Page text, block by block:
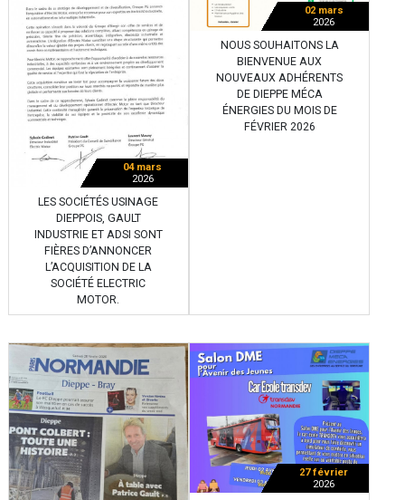
04 mars
2026
LES SOCIÉTÉS USINAGE
DIEPPOIS, GAULT
INDUSTRIE ET ADSI SONT
FIÈRES D’ANNONCER
L’ACQUISITION DE LA
SOCIÉTÉ ELECTRIC
MOTOR.
02 mars
2026
NOUS SOUHAITONS LA
BIENVENUE AUX
NOUVEAUX ADHÉRENTS
DE DIEPPE MÉCA
ÉNERGIES DU MOIS DE
FÉVRIER 2026
27 février
2026